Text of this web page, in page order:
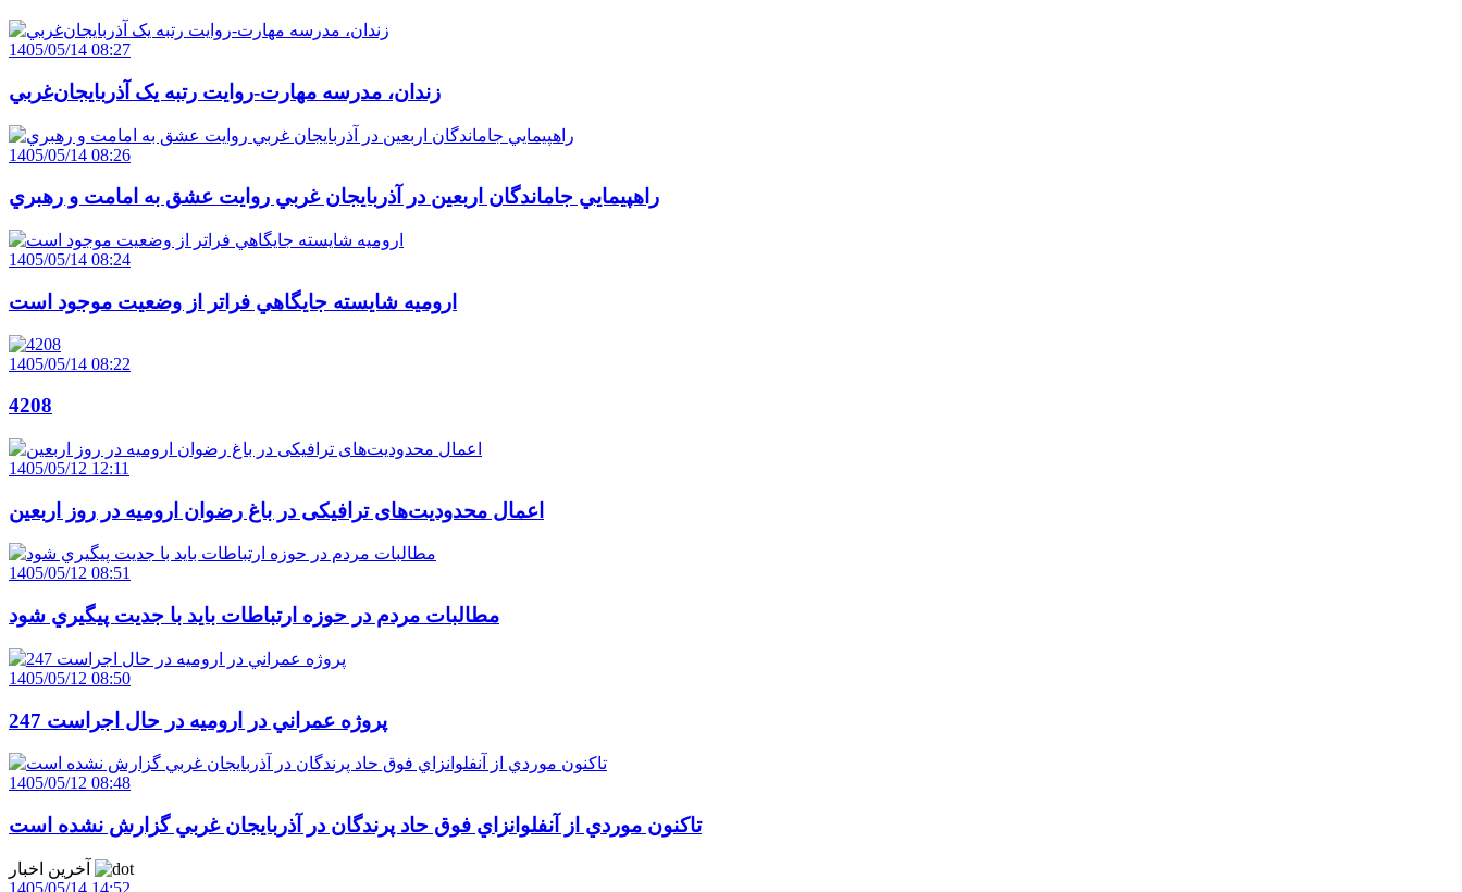
1405/05/14 08:27
زندان، مدرسه مهارت-روايت رتبه يک آذربايجان‌غربي
1405/05/14 08:26
راهپيمايي جاماندگان اربعين در آذربايجان غربي روايت عشق به امامت و رهبري
1405/05/14 08:24
اروميه شايسته جايگاهي فراتر از وضعيت موجود است
1405/05/14 08:22
4208
1405/05/12 12:11
اعمال محدودیت‌های ترافیکی در باغ رضوان ارومیه در روز اربعین
1405/05/12 08:51
مطالبات مردم در حوزه ارتباطات بايد با جديت پيگيري شود
1405/05/12 08:50
247 پروژه عمراني در اروميه در حال اجراست
1405/05/12 08:48
تاکنون موردي از آنفلوانزاي فوق حاد پرندگان در آذربايجان غربي گزارش نشده است
1405/05/14 14:52